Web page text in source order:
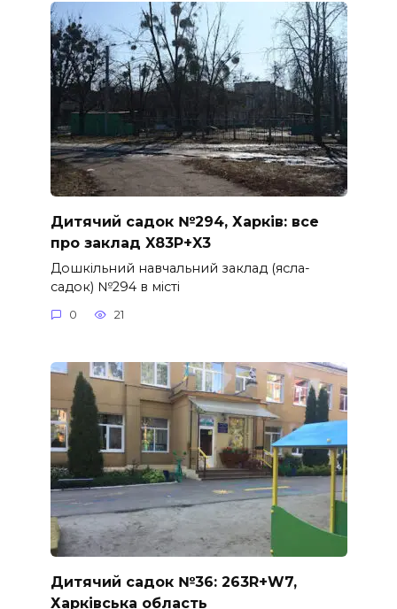
Дитячий садок №294, Харків: все
про заклад X83P+X3
Дошкільний навчальний заклад (ясла-
садок) №294 в місті
0 21
Дитячий садок №36: 263R+W7,
Харківська область